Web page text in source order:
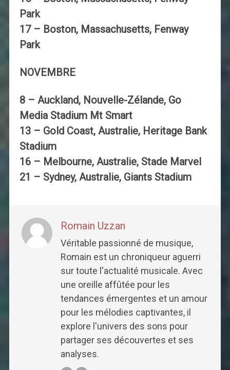
Park
17 – Boston, Massachusetts, Fenway
Park
NOVEMBRE
8 – Auckland, Nouvelle-Zélande, Go
Media Stadium Mt Smart
13 – Gold Coast, Australie, Heritage Bank
Stadium
16 – Melbourne, Australie, Stade Marvel
21 – Sydney, Australie, Giants Stadium
Romain Uzzan
Véritable passionné de musique,
Romain est un chroniqueur aguerri
sur toute l'actualité musicale. Avec
une oreille affûtée pour les
tendances émergentes et un amour
pour les mélodies captivantes, il
explore l'univers des sons pour
partager ses découvertes et ses
analyses.